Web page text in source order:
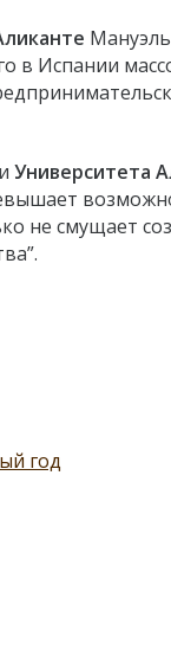
в Испании
Университета
не смущает
год